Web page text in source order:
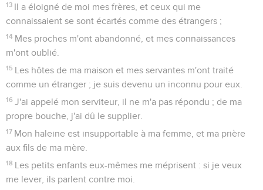
13 Il a éloigné de moi mes frères, et ceux qui me
connaissaient se sont écartés comme des étrangers ;
14 Mes proches m'ont abandonné, et mes connaissances
m'ont oublié.
15 Les hôtes de ma maison et mes servantes m'ont traité
comme un étranger ; je suis devenu un inconnu pour eux.
16 J'ai appelé mon serviteur, il ne m'a pas répondu ; de ma
propre bouche, j'ai dû le supplier.
17 Mon haleine est insupportable à ma femme, et ma prière
aux fils de ma mère.
18 Les petits enfants eux-mêmes me méprisent : si je veux
me lever, ils parlent contre moi.